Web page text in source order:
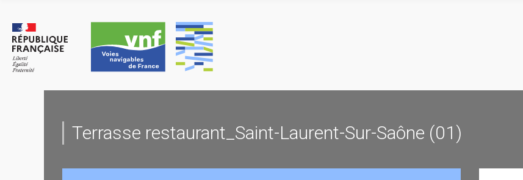
content
Terrasse restaurant_Saint-Laurent-Sur-Saône (01)